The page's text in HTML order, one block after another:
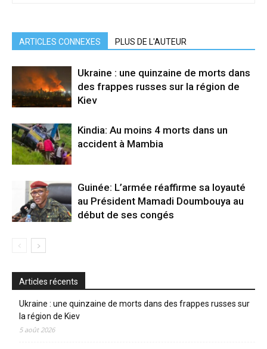
ARTICLES CONNEXES PLUS DE L'AUTEUR
Ukraine : une quinzaine de morts dans
des frappes russes sur la région de
Kiev
Kindia: Au moins 4 morts dans un
accident à Mambia
Guinée: L’armée réaffirme sa loyauté
au Président Mamadi Doumbouya au
début de ses congés
Articles récents
Ukraine : une quinzaine de morts dans des frappes russes sur
la région de Kiev
5 août 2026